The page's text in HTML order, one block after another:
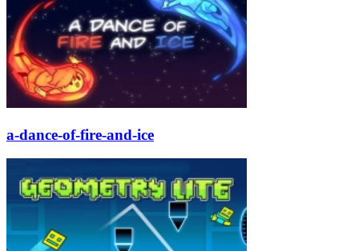
a-dance-of-fire-and-ice